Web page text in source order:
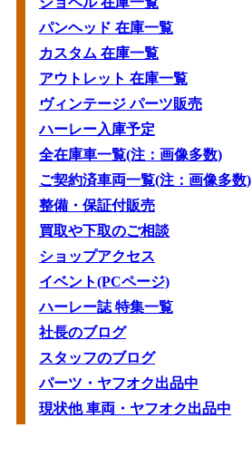
パンヘッド 在庫一覧
カスタム 在庫一覧
アウトレット 在庫一覧
ヴィンテージ パーツ販売
ハーレー入庫予定
全在庫車一覧(注：画像多数)
ご契約済車両一覧(注：画像多数)
整備・保証付販売
買取や下取のご相談
ショップアクセス
イベント(PCページ)
ハーレー誌 特集一覧
社長のブログ
スタッフのブログ
パーツ・ヤフオク出品中
現状他 車両・ヤフオク出品中